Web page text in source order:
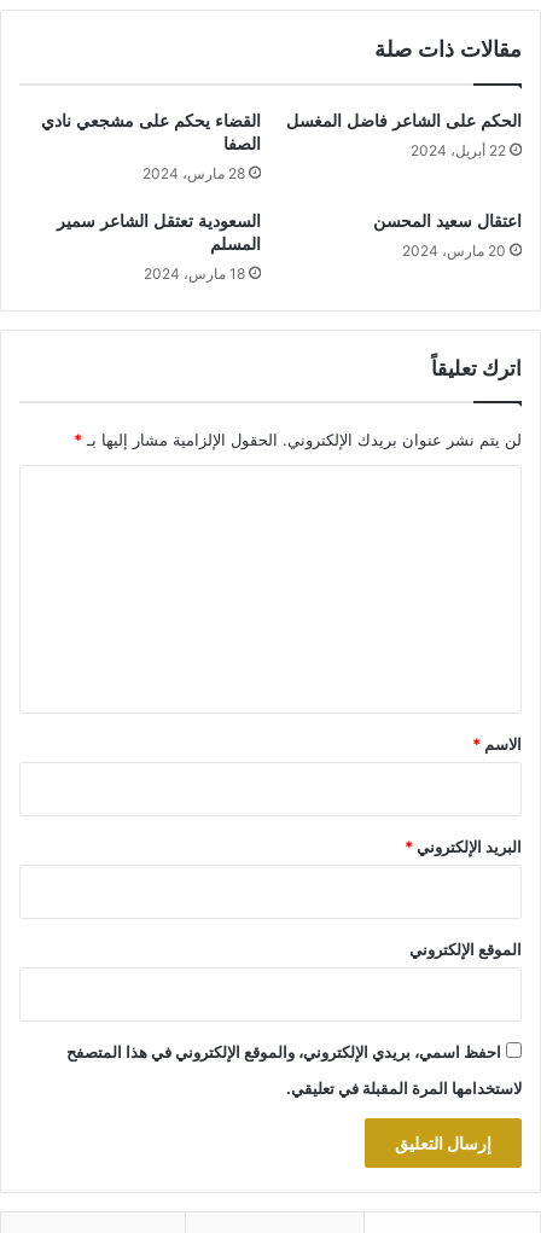
مقالات ذات صلة
الحكم على الشاعر فاضل المغسل
22 أبريل، 2024
القضاء يحكم على مشجعي نادي
الصفا
28 مارس، 2024
اعتقال سعيد المحسن
20 مارس، 2024
السعودية تعتقل الشاعر سمير
المسلم
18 مارس، 2024
اترك تعليقاً
لن يتم نشر عنوان بريدك الإلكتروني. الحقول الإلزامية مشار إليها بـ *
*
الاسم *
البريد الإلكتروني*
الموقع الإلكتروني
احفظ اسمي، بريدي الإلكتروني، والموقع الإلكتروني في هذا المتصفح
لاستخدامها المرة المقبلة في تعليقي.